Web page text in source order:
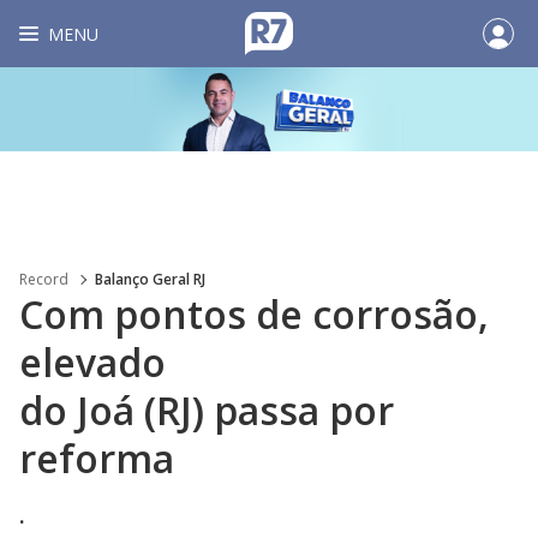
MENU
Record Balanço Geral RJ
Com pontos de corrosão,
elevado
do Joá (RJ) passa por
reforma
.